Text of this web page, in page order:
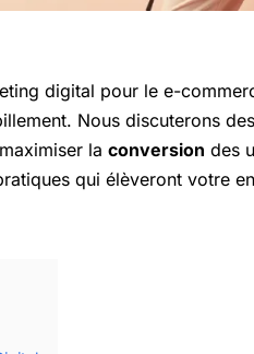
digital pour le e-
Nous discuterons
la conversion des
qui élèveront votre